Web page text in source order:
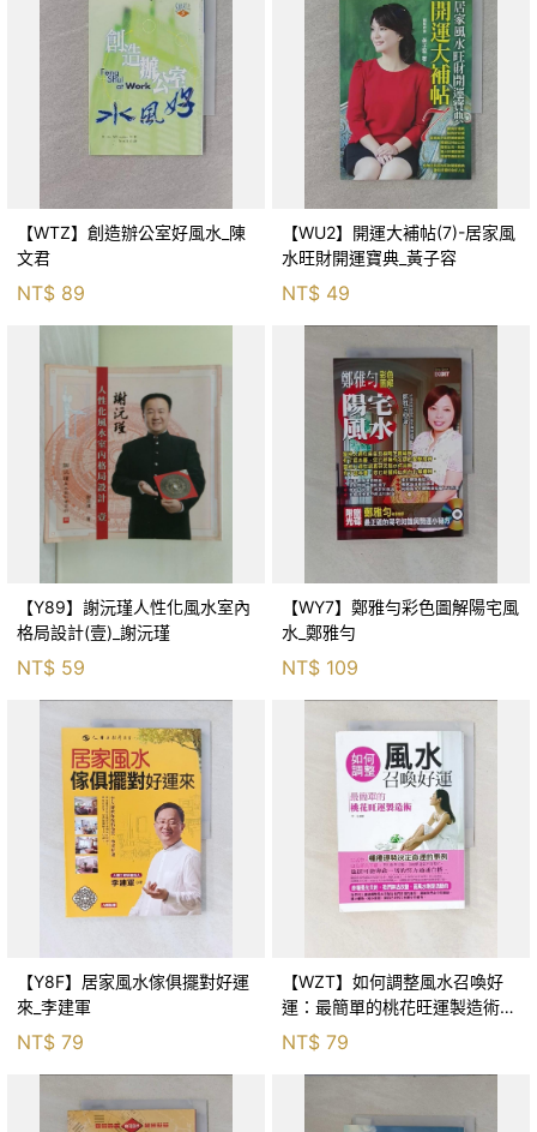
【WTZ】創造辦公室好風水_陳
文君
NT$ 89
【WU2】開運大補帖(7)-居家風
水旺財開運寶典_黃子容
NT$ 49
【Y89】謝沅瑾人性化風水室內
格局設計(壹)_謝沅瑾
NT$ 59
【WY7】鄭雅勻彩色圖解陽宅風
水_鄭雅勻
NT$ 109
【Y8F】居家風水傢俱擺對好運
來_李建軍
NT$ 79
【WZT】如何調整風水召喚好
運：最簡單的桃花旺運製造術_
華月
NT$ 79